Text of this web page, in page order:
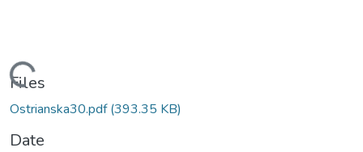
Loading...
Files
Ostrianska30.pdf(393.35 KB)
Date